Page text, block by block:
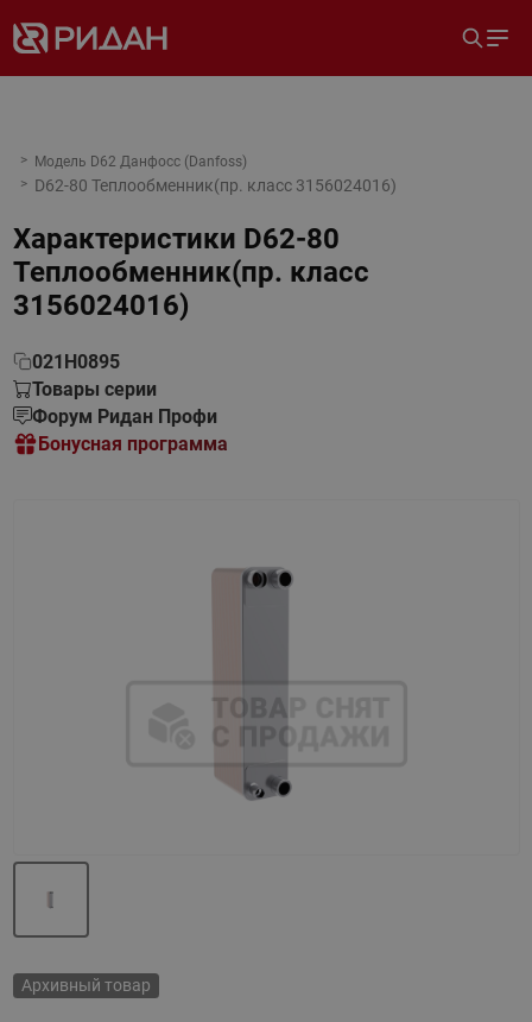
Модель D62 Данфосс (Danfoss)
D62-80 Теплообменник(пр. класс 3156024016)
Характеристики D62-80
Теплообменник(пр. класс
3156024016)
021H0895
Товары серии
Форум Ридан Профи
Бонусная программа
Архивный товар